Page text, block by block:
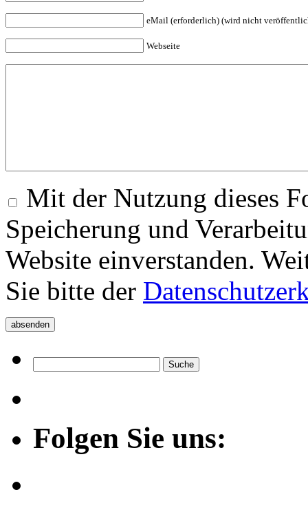
eMail (erforderlich) (wird nicht
Webseite
Mit der Nutzung dieses
Speicherung und
Website einverstanden.
Sie bitte der
Folgen Sie uns: